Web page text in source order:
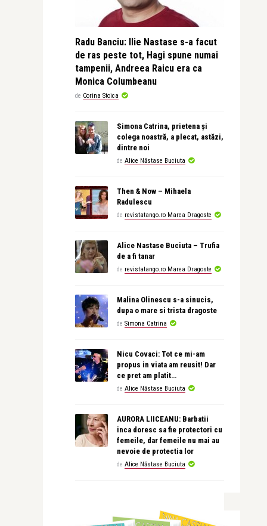
Radu Banciu: Ilie Nastase s-a facut
de ras peste tot, Hagi spune numai
tampenii, Andreea Raicu era ca
Monica Columbeanu
de Corina Stoica
Simona Catrina, prietena și
colega noastră, a plecat, astăzi,
dintre noi
de Alice Năstase Buciuta
Then & Now – Mihaela
Radulescu
de revistatango.ro Marea Dragoste
Alice Nastase Buciuta – Trufia
de a fi tanar
de revistatango.ro Marea Dragoste
Malina Olinescu s-a sinucis,
dupa o mare si trista dragoste
de Simona Catrina
Nicu Covaci: Tot ce mi-am
propus in viata am reusit! Dar
ce pret am platit…
de Alice Năstase Buciuta
AURORA LIICEANU: Barbatii
inca doresc sa fie protectori cu
femeile, dar femeile nu mai au
nevoie de protectia lor
de Alice Năstase Buciuta